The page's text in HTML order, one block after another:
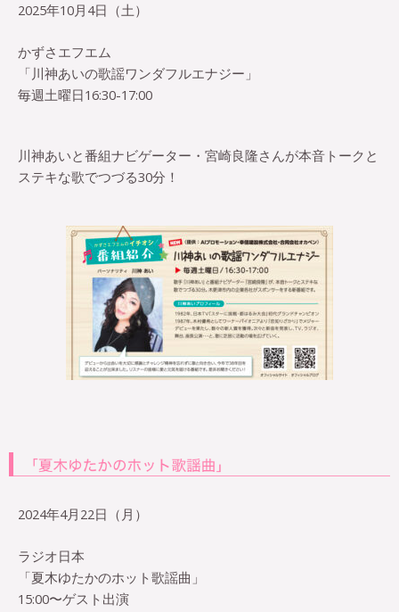
2025年10月4日（土）
かずさエフエム
「川神あいの歌謡ワンダフルエナジー」
毎週土曜日16:30-17:00
川神あいと番組ナビゲーター・宮崎良隆さんが本音トークと
ステキな歌でつづる30分！
2024年4月22日（月）
ラジオ日本
「夏木ゆたかのホット歌謡曲」
15:00〜ゲスト出演